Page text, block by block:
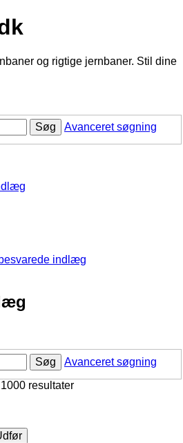
og rigtige jernbaner. Stil dine
Søg Avanceret søgning
indlæg
Søg
Avanceret søgning
resultater